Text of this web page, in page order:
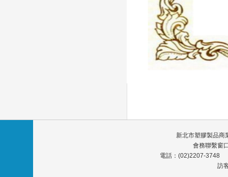
新北市塑膠製品
會務聯繫窗
電話：(02)2207-
訪